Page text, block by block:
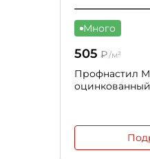
Много
505 ₽/м²
Профнастил
оцинкованный